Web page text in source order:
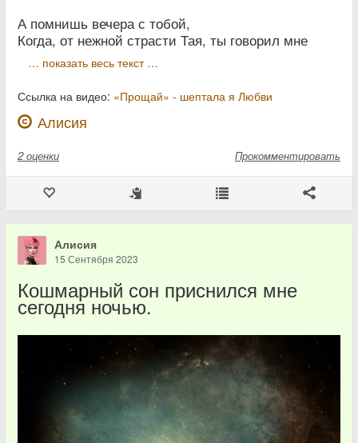
А помнишь вечера с тобой,
Когда, от нежной страсти Тая, ты говорил мне
… показать весь текст …
Ссылка на видео: «Прощай» - шептала я Любви
Алисия
2 оценки Прокомментировать
Алисия
15 Сентября 2023
Кошмарный сон приснился мне
сегодня ночью.